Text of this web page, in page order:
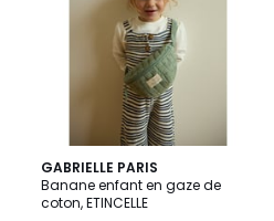
GABRIELLE PARIS
Banane enfant en gaze de
coton, ETINCELLE